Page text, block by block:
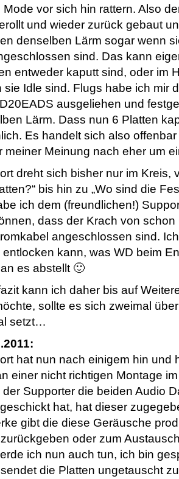
Mode vor sich hin rattern. Also
und wieder zurück gebaut
denselben Lärm sogar wenn
sind. Das kann
entweder kaputt sind, oder im
sie Idle sind. Flugs habe ich mir
ausgeliehen und
Lärm. Dass nun 6 Platten
Es handelt sich also
meiner Meinung nach eher um
dreht sich bisher nur im Kreis,
bis hin zu „Wo sind die
ich dem (freundlichen!)
dass der Krach von
angeschlossen sind.
entlocken kann, was WD beim
es abstellt 🙂
kann ich daher bis auf
sollte es sich zweimal
setzt…
hat nun nach einigem hin und
einer nicht richtigen Montage
Supporter die beiden Audio
hat, hat dieser
gibt die diese Geräusche
oder zum
ich nun auch tun, ich bin
die Platten ungetauscht